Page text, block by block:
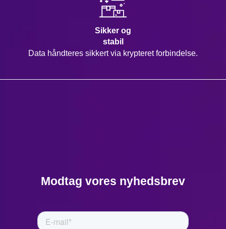
Sikker og
stabil
Data håndteres sikkert via krypteret forbindelse.
Modtag vores nyhedsbrev